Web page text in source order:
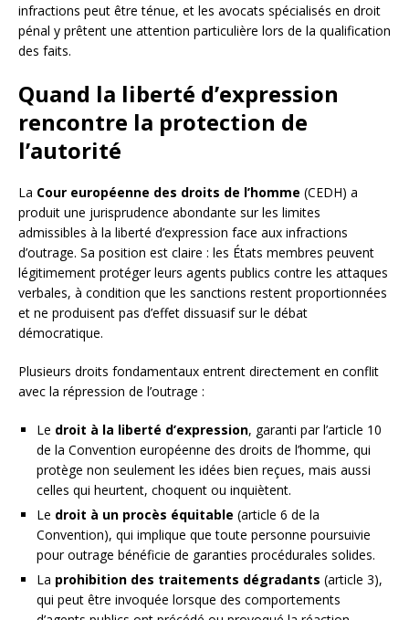
infractions peut être ténue, et les avocats spécialisés en droit
pénal y prêtent une attention particulière lors de la qualification
des faits.
Quand la liberté d’expression
rencontre la protection de
l’autorité
La Cour européenne des droits de l’homme (CEDH) a
produit une jurisprudence abondante sur les limites
admissibles à la liberté d’expression face aux infractions
d’outrage. Sa position est claire : les États membres peuvent
légitimement protéger leurs agents publics contre les attaques
verbales, à condition que les sanctions restent proportionnées
et ne produisent pas d’effet dissuasif sur le débat
démocratique.
Plusieurs droits fondamentaux entrent directement en conflit
avec la répression de l’outrage :
Le droit à la liberté d’expression, garanti par l’article 10
de la Convention européenne des droits de l’homme, qui
protège non seulement les idées bien reçues, mais aussi
celles qui heurtent, choquent ou inquiètent.
Le droit à un procès équitable (article 6 de la
Convention), qui implique que toute personne poursuivie
pour outrage bénéficie de garanties procédurales solides.
La prohibition des traitements dégradants (article 3),
qui peut être invoquée lorsque des comportements